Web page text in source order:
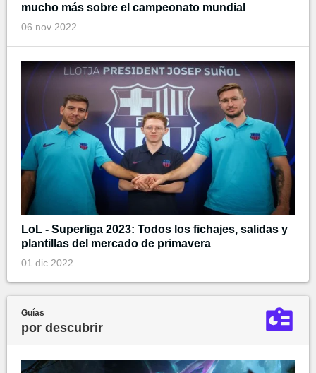
mucho más sobre el campeonato mundial
06 nov 2022
LoL - Superliga 2023: Todos los fichajes, salidas y
plantillas del mercado de primavera
01 dic 2022
Guías
por descubrir